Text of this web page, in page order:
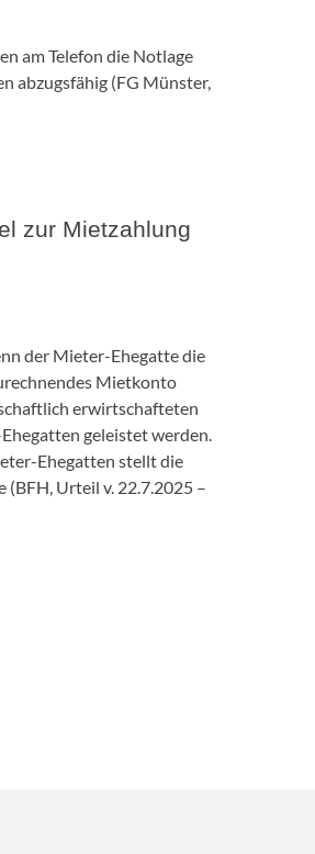
am Telefon die Notlage
abzugsfähig (FG Münster,
zur Mietzahlung
der Mieter-Ehegatte die
Mietkonto
erwirtschafteten
geleistet werden.
Ehegatten stellt die
(BFH, Urteil v. 22.7.2025 –